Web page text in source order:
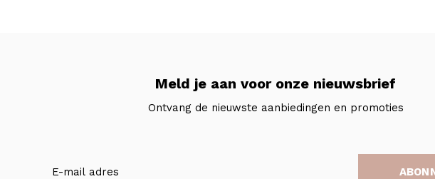
Meld je aan voor onze nieuwsbrief
Ontvang de nieuwste aanbiedingen en promoties